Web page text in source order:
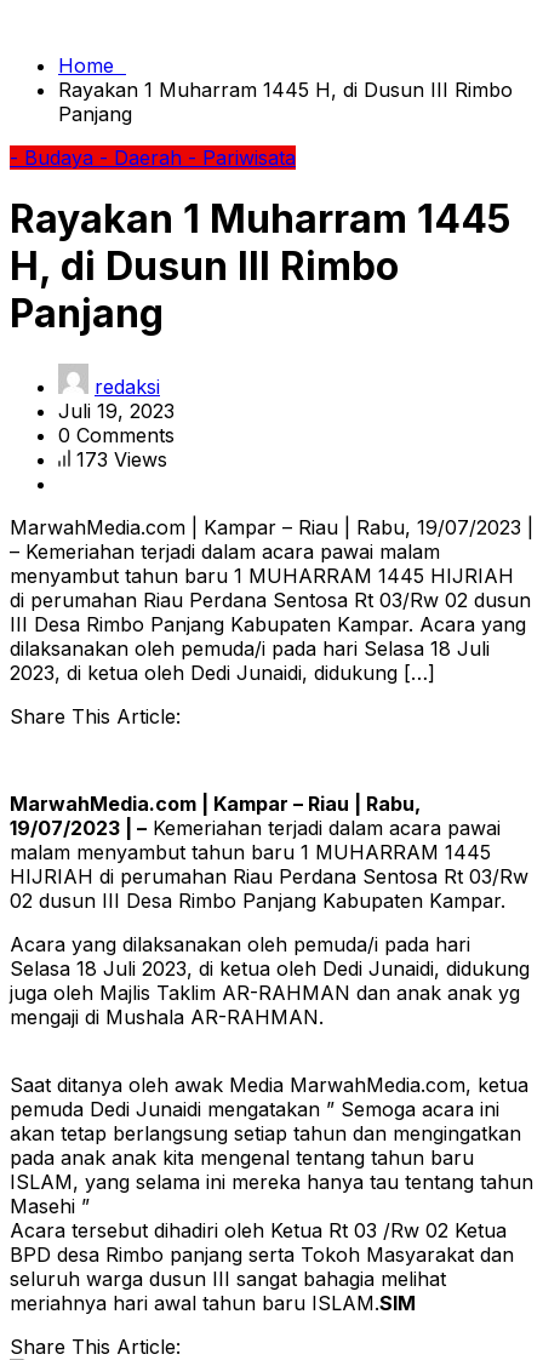
Home
Rayakan 1 Muharram 1445 H, di Dusun III Rimbo
Panjang
- Budaya - Daerah - Pariwisata
Rayakan 1 Muharram 1445
H, di Dusun III Rimbo
Panjang
redaksi
Juli 19, 2023
0 Comments
173 Views
MarwahMedia.com | Kampar – Riau | Rabu, 19/07/2023 |
– Kemeriahan terjadi dalam acara pawai malam
menyambut tahun baru 1 MUHARRAM 1445 HIJRIAH
di perumahan Riau Perdana Sentosa Rt 03/Rw 02 dusun
III Desa Rimbo Panjang Kabupaten Kampar. Acara yang
dilaksanakan oleh pemuda/i pada hari Selasa 18 Juli
2023, di ketua oleh Dedi Junaidi, didukung […]
Share This Article:
MarwahMedia.com | Kampar – Riau | Rabu,
19/07/2023 | – Kemeriahan terjadi dalam acara pawai
malam menyambut tahun baru 1 MUHARRAM 1445
HIJRIAH di perumahan Riau Perdana Sentosa Rt 03/Rw
02 dusun III Desa Rimbo Panjang Kabupaten Kampar.
Acara yang dilaksanakan oleh pemuda/i pada hari
Selasa 18 Juli 2023, di ketua oleh Dedi Junaidi, didukung
juga oleh Majlis Taklim AR-RAHMAN dan anak anak yg
mengaji di Mushala AR-RAHMAN.
Saat ditanya oleh awak Media MarwahMedia.com, ketua
pemuda Dedi Junaidi mengatakan ” Semoga acara ini
akan tetap berlangsung setiap tahun dan mengingatkan
pada anak anak kita mengenal tentang tahun baru
ISLAM, yang selama ini mereka hanya tau tentang tahun
Masehi ”
Acara tersebut dihadiri oleh Ketua Rt 03 /Rw 02 Ketua
BPD desa Rimbo panjang serta Tokoh Masyarakat dan
seluruh warga dusun III sangat bahagia melihat
meriahnya hari awal tahun baru ISLAM.SIM
Share This Article: